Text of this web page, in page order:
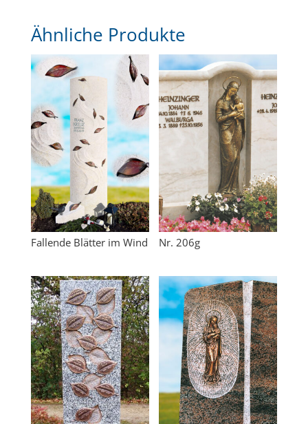
Ähnliche Produkte
Fallende Blätter im Wind Nr. 206g